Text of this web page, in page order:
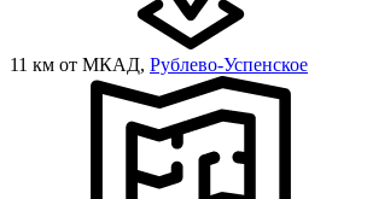
11 км от МКАД, Рублево-Успенское